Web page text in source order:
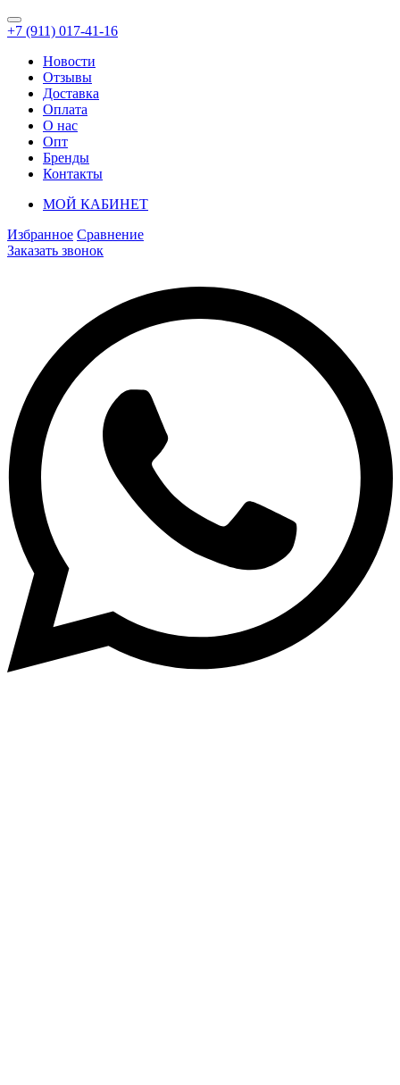
+7 (911) 017-41-16
Новости
Отзывы
Доставка
Оплата
О нас
Опт
Бренды
Контакты
МОЙ КАБИНЕТ
Избранное Сравнение
Заказать звонок